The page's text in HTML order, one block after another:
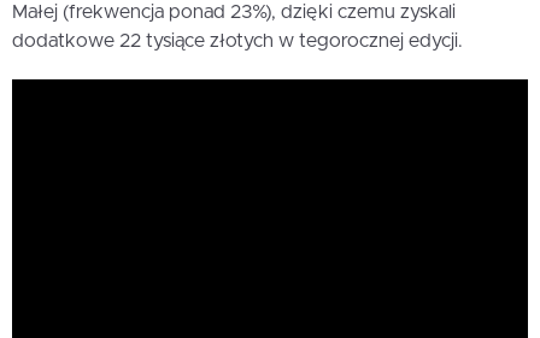
Małej (frekwencja ponad 23%), dzięki czemu zyskali
dodatkowe 22 tysiące złotych w tegorocznej edycji.